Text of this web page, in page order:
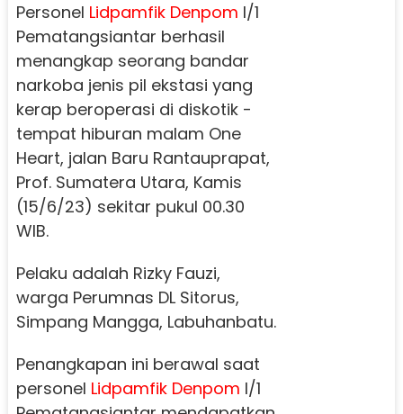
Personel Lidpamfik Denpom l/1
Pematangsiantar berhasil
menangkap seorang bandar
narkoba jenis pil ekstasi yang
kerap beroperasi di diskotik -
tempat hiburan malam One
Heart, jalan Baru Rantauprapat,
Prof. Sumatera Utara, Kamis
(15/6/23) sekitar pukul 00.30
WIB.
Pelaku adalah Rizky Fauzi,
warga Perumnas DL Sitorus,
Simpang Mangga, Labuhanbatu.
Penangkapan ini berawal saat
personel Lidpamfik Denpom l/1